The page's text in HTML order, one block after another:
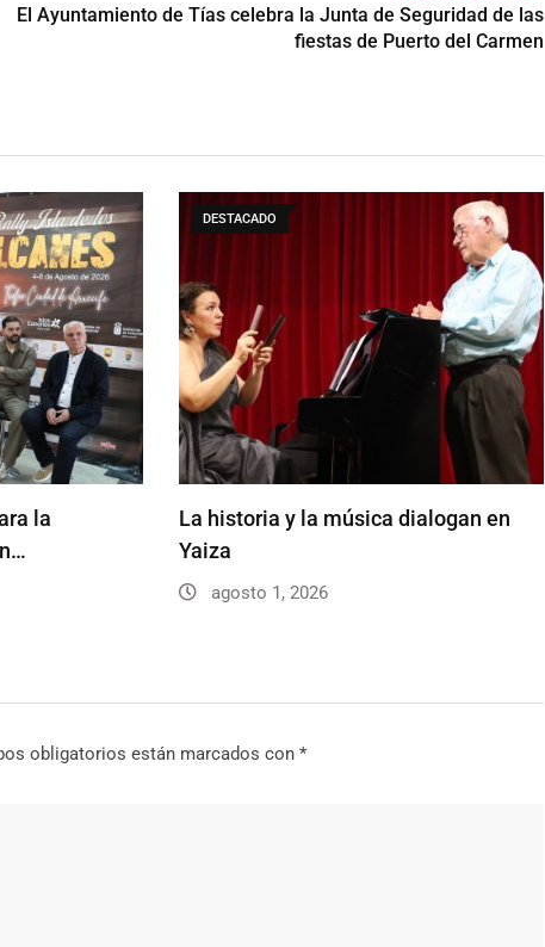
El Ayuntamiento de Tías celebra la Junta de Seguridad de las
fiestas de Puerto del Carmen
la
DESTACADO
La historia y la música dialogan en
Yaiza
agosto 1, 2026
obligatorios están marcados con *